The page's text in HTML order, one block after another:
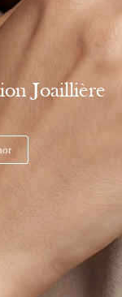
Joaillière